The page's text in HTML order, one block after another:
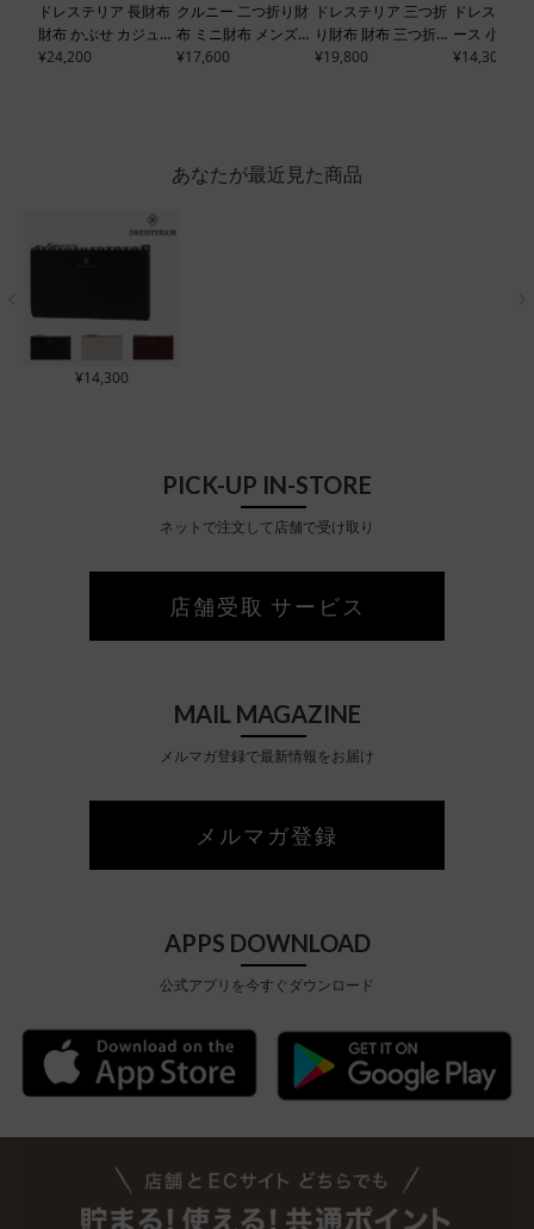
ドレステリア 長財布
財布 かぶせ カジュア
ル カード収納 メンズ
¥24,200
クルニー 二つ折り財
布 ミニ財布 メンズ
レディース
¥17,600
ドレステリア 三つ折
り財布 財布 三つ折り
ミニ財布 コンパクト
レザー
¥19,800
ドレステリ
ース 小銭入
メンズ レデ
¥14,300
あなたが最近見た商品
¥14,300
PICK-UP IN-STORE
ネットで注文して店舗で受け取り
店舗受取 サービス
MAIL MAGAZINE
メルマガ登録で最新情報をお届け
メルマガ登録
APPS DOWNLOAD
公式アプリを今すぐダウンロード